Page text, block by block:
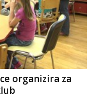
organizira za